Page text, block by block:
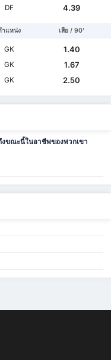
DF 4.39
ำแหน่ง เสีย / 90'
GK
1.40
GK
1.67
GK 2.50
งขณะนี้ในอาชีพของพวกเขา